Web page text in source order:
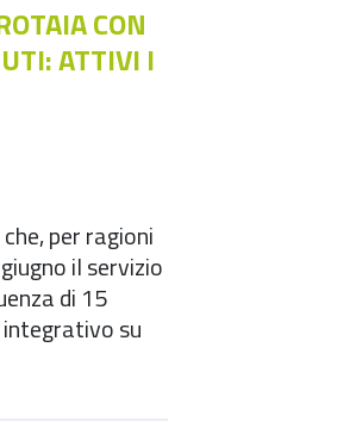
CON
ATTIVI I
per ragioni
il servizio
di 15
su